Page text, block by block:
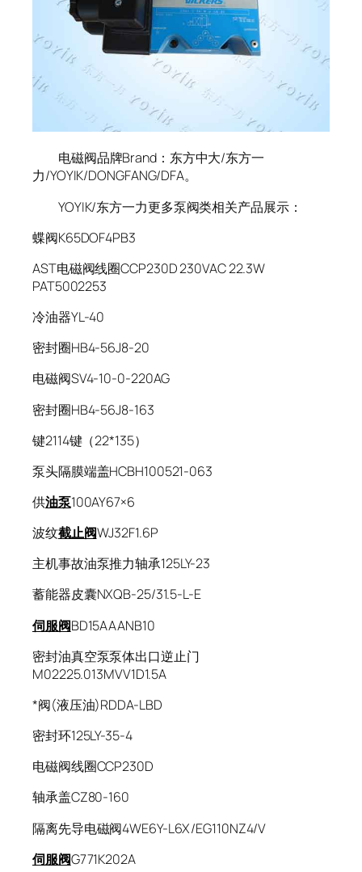
电磁阀品牌Brand：东方中大/东方一
力/YOYIK/DONGFANG/DFA。
YOYIK/东方一力更多泵阀类相关产品展示：
蝶阀K65DOF4PB3
AST电磁阀线圈CCP230D 230VAC 22.3W
PAT5002253
冷油器YL-40
密封圈HB4-56J8-20
电磁阀SV4-10-0-220AG
密封圈HB4-56J8-163
键2114键（22*135）
泵头隔膜端盖HCBH100521-063
供油泵100AY67×6
波纹截止阀WJ32F1.6P
主机事故油泵推力轴承125LY-23
蓄能器皮囊NXQB-25/31.5-L-E
伺服阀BD15AAANB10
密封油真空泵泵体出口逆止门
M02225.013MVV1D1.5A
*阀(液压油)RDDA-LBD
密封环125LY-35-4
电磁阀线圈CCP230D
轴承盖CZ80-160
隔离先导电磁阀4WE6Y-L6X/EG110NZ4/V
伺服阀G771K202A